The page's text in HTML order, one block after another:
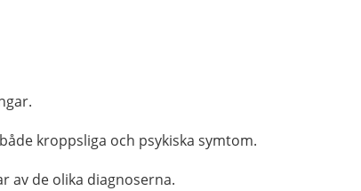
kroppsliga och psykiska symtom.
av de olika diagnoserna.